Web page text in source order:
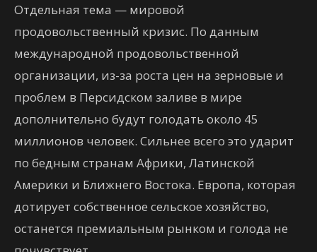
Отдельная тема — мировой
продовольственный кризис. По данным
международной продовольственной
организации, из-за роста цен на зерновые и
проблем в Персидском заливе в мире
дополнительно будут голодать около 45
миллионов человек. Сильнее всего это ударит
по бедным странам Африки, Латинской
Америки и Ближнего Востока. Европа, которая
дотирует собственное сельское хозяйство,
останется премиальным рынком и голода не